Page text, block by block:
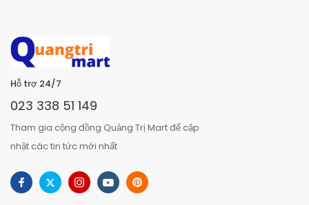
Hỗ trợ 24/7
023 338 51 149
Tham gia cộng đồng Quảng Trị Mart để cập
nhật các tin tức mới nhất